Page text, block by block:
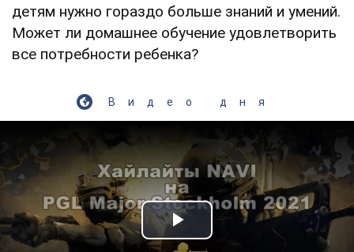
детям нужно гораздо больше знаний и умений.
Может ли домашнее обучение удовлетворить
все потребности ребенка?
Видео дня
Play Video